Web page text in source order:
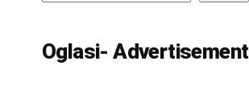
Oglasi- Advertisement